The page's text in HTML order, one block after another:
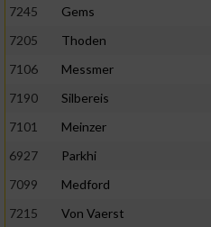
7245
Gems
7205
Thoden
7106
Messmer
7190
Silbereis
7101
Meinzer
6927
Parkhi
7099
Medford
7215
Von Vaerst
Verwendung reduzierter
IAB-Besonderheiten:
Verwendung genauer
Geräte anhand von aktiv
Informationen identifizieren